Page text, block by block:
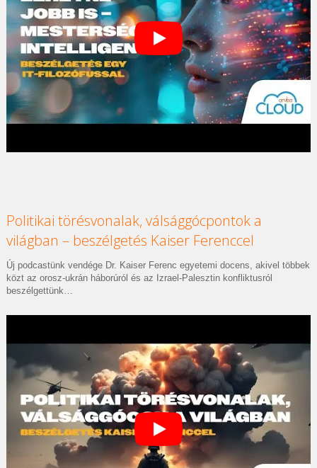
Politikai törésvonalak, válsággócpontok a
világban – beszélgetés Kaiser Ferenccel
Új podcastünk vendége Dr. Kaiser Ferenc egyetemi docens, akivel többek
közt az orosz-ukrán háborúról és az Izrael-Palesztin konfliktusról
beszélgettünk…